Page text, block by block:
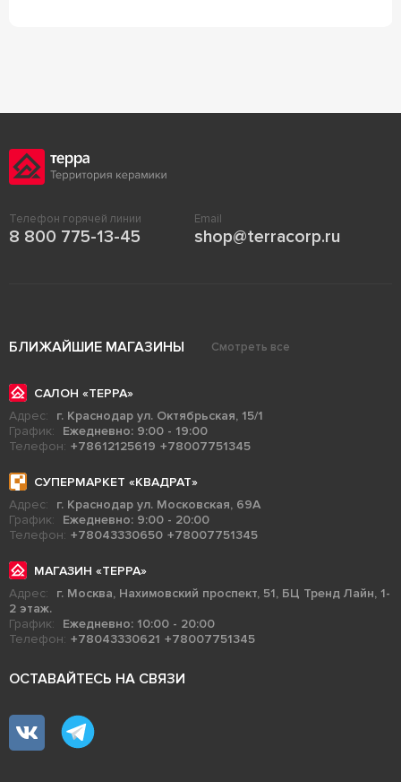
Телефон горячей линии
8 800 775-13-45
Email
shop@terracorp.ru
БЛИЖАЙШИЕ МАГАЗИНЫ Смотреть все
САЛОН «ТЕРРА»
Адрес:
г. Краснодар ул. Октябрьская, 15/1
График:
Ежедневно: 9:00 - 19:00
Телефон: +78612125619 +78007751345
СУПЕРМАРКЕТ «КВАДРАТ»
Адрес:
г. Краснодар ул. Московская, 69А
График:
Ежедневно: 9:00 - 20:00
Телефон: +78043330650 +78007751345
МАГАЗИН «ТЕРРА»
Адрес:
г. Москва, Нахимовский проспект, 51, БЦ Тренд Лайн, 1-
2 этаж.
График:
Ежедневно: 10:00 - 20:00
Телефон: +78043330621 +78007751345
ОСТАВАЙТЕСЬ НА СВЯЗИ